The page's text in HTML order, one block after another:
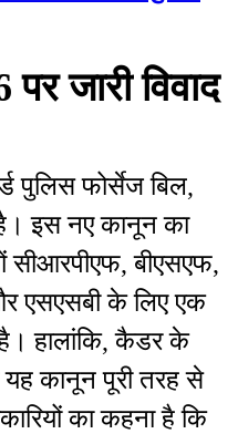
जारी विवाद
पुलिस फोर्सेज बिल,
इस नए कानून का
सीआरपीएफ, बीएसएफ,
एसएसबी के लिए एक
हालांकि, कैडर के
यह कानून पूरी तरह से
का कहना है कि